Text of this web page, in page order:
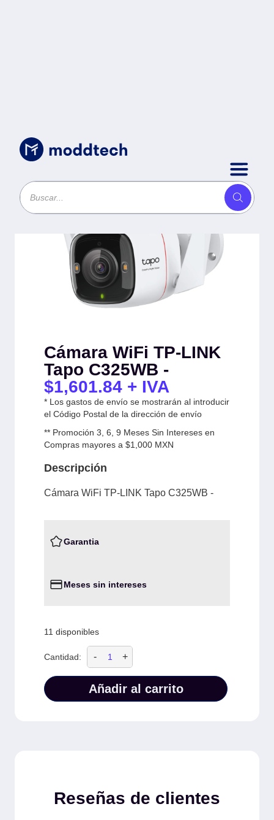
Cámara WiFi TP-LINK
Tapo C325WB -
$1,601.84 + IVA
* Los gastos de envío se mostrarán al introducir
el Código Postal de la dirección de envío
** Promoción 3, 6, 9 Meses Sin Intereses en
Compras mayores a $1,000 MXN
Descripción
Cámara WiFi TP-LINK Tapo C325WB -
Garantia
Meses sin intereses
11 disponibles
Cantidad: - +
Añadir al carrito
Reseñas de clientes